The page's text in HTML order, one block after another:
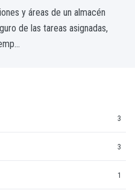
y áreas de un almacén
de las tareas asignadas,
3
3
1